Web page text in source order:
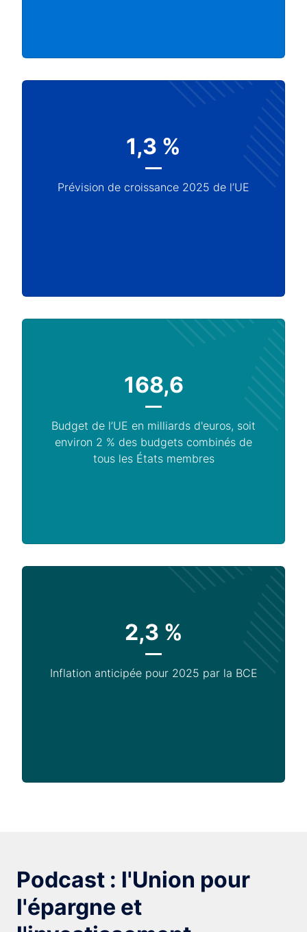
1,3 %
Prévision de croissance 2025 de l’UE
168,6
Budget de l’UE en milliards d'euros, soit
environ 2 % des budgets combinés de
tous les États membres
2,3 %
Inflation anticipée pour 2025 par la BCE
Podcast : l'Union pour
l'épargne et